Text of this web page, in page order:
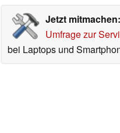
Jetzt mitmachen:
Umfrage zur
bei Laptops und